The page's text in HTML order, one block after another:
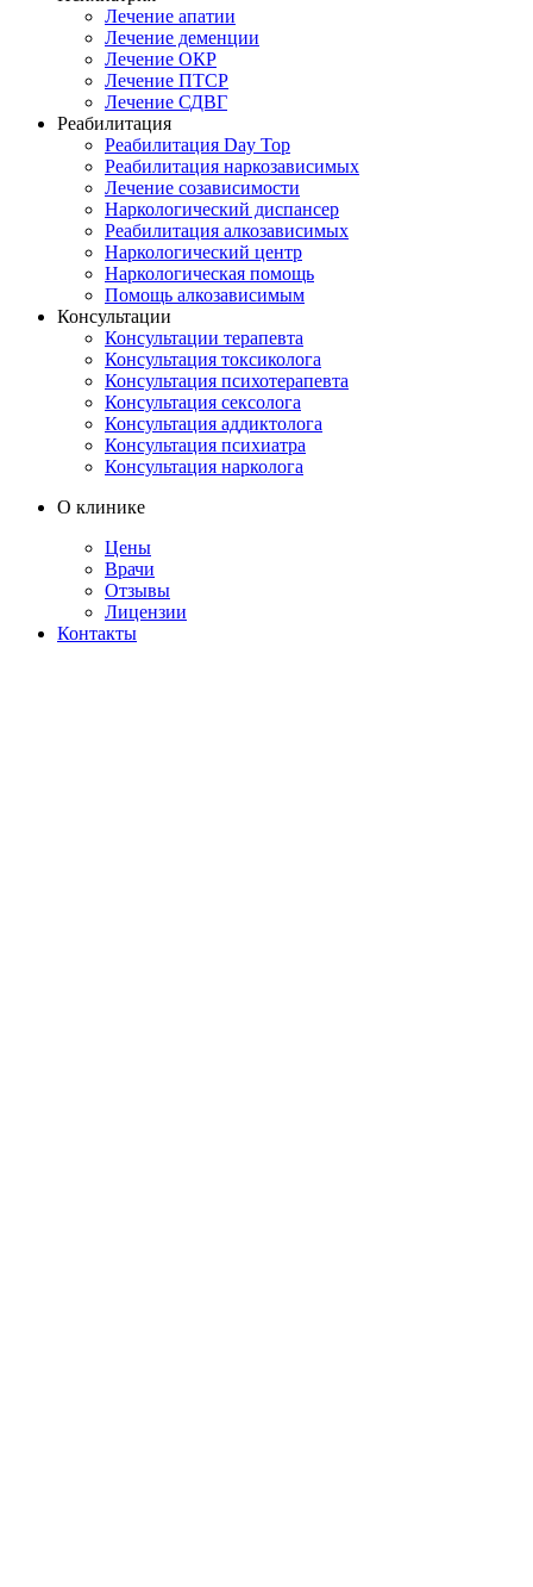
Лечение апатии
Лечение деменции
Лечение ОКР
Лечение ПТСР
Лечение СДВГ
Реабилитация
Реабилитация Day Top
Реабилитация наркозависимых
Лечение созависимости
Наркологический диспансер
Реабилитация алкозависимых
Наркологический центр
Наркологическая помощь
Помощь алкозависимым
Консультации
Консультации терапевта
Консультация токсиколога
Консультация психотерапевта
Консультация сексолога
Консультация аддиктолога
Консультация психиатра
Консультация нарколога
О клинике
Цены
Врачи
Отзывы
Лицензии
Контакты